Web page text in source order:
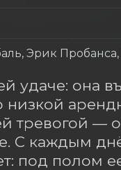
Эрик
удаче: она
тревогой —
С каждым
под полом